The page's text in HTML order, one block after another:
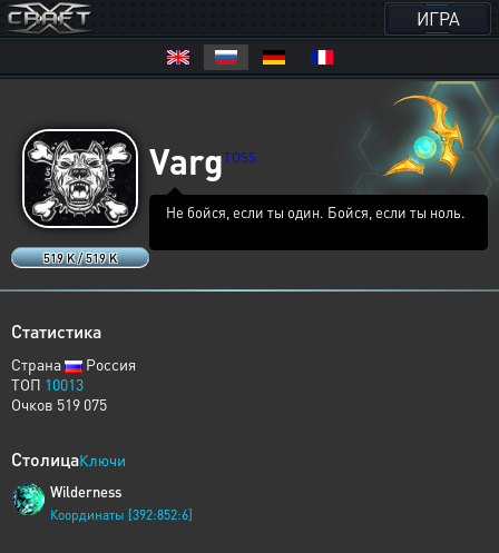
ИГРА
519 K / 519 K
VargTOSS
Не бойся, если ты один. Бойся, если ты ноль.​‌​‌​‌​ ​‌‌​‌‌​
Статистика
Страна
Россия
ТОП 10013
Очков 519 075
СтолицаКлючи
Wilderness
Координаты [392:852:6]